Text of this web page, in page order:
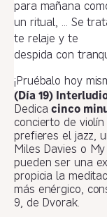
para mañana
un ritual, … Se
te relaje y te
despida con
¡Pruébalo hoy
(Día 19)
Dedicacinco
concierto de
prefieres el jazz,
Miles Davies o
pueden ser una
propicia la
más enérgico,
9, de Dvorak.